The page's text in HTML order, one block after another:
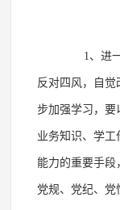
1、进
反对四风，自
步加强学习，要
业务知识、学
能力的重要手段
党规、党纪、